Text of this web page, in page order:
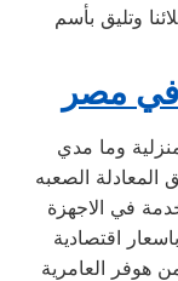
في مصر
الصعبه
في الاجهزة
اقتصادية
هوفر العامرية